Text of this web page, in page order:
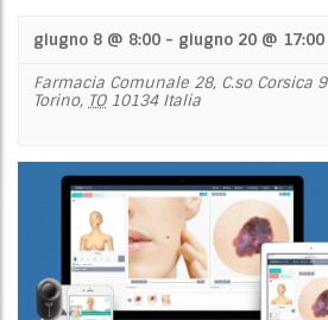
giugno 8 @ 8:00 - giugno 20 @ 17:00
Farmacia Comunale 28, C.so Corsica 9
Torino, TO 10134 Italia